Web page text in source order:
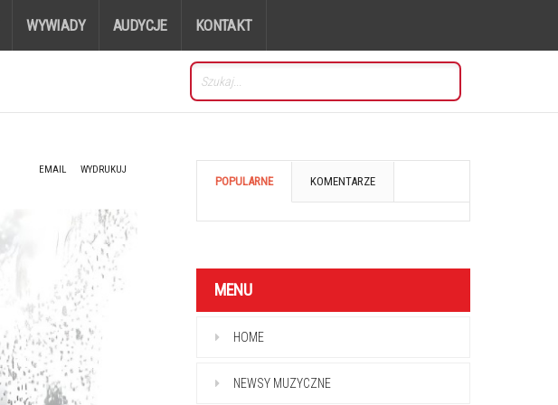
WYWIADY AUDYCJE KONTAKT
WYDRUKUJ
EMAIL
POPULARNE KOMENTARZE
MENU
HOME
NEWSY MUZYCZNE